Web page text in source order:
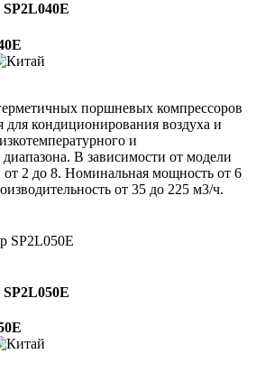
поршневых компрессоров
для кондиционирования воздуха и
и
В зависимости от модели
от 2 до 8. Номинальная мощность от 6
от 35 до 225 м3/ч.